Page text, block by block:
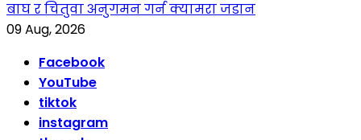
बाघ र चितुवा अनुगमन गर्न क्यामरा जडान
09 Aug, 2026
Facebook
YouTube
tiktok
instagram